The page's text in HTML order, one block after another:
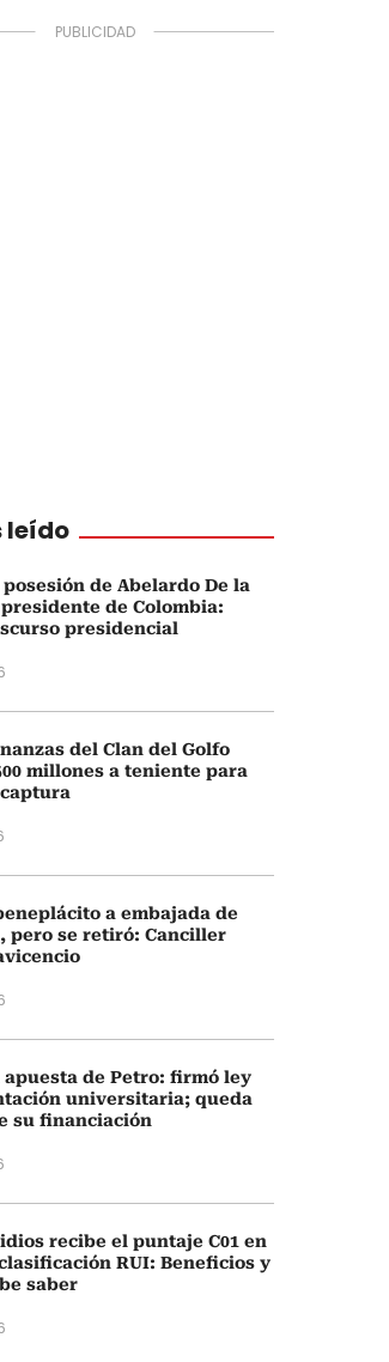
leído
de Abelardo De la
de Colombia:
presidencial
del Clan del Golfo
millones a teniente para
a embajada de
pero se retiró: Canciller
de Petro: firmó ley
universitaria; queda
su financiación
recibe el puntaje C01 en
RUI: Beneficios y
saber